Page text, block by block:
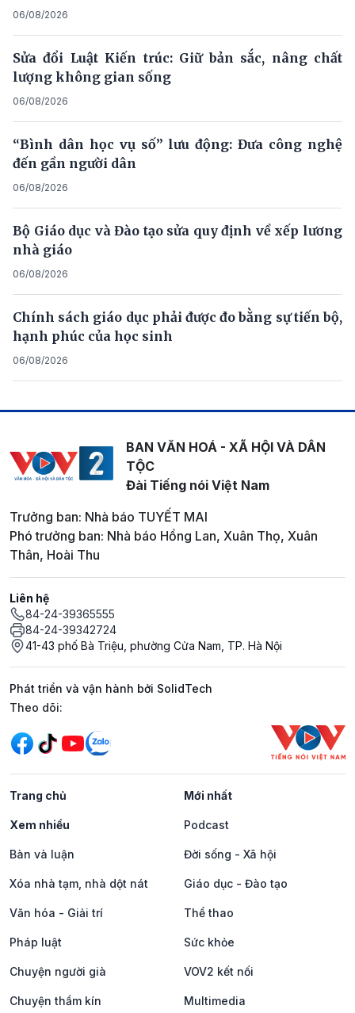
06/08/2026
Sửa đổi Luật Kiến trúc: Giữ bản sắc, nâng chất
lượng không gian sống
06/08/2026
“Bình dân học vụ số” lưu động: Đưa công nghệ
đến gần người dân
06/08/2026
Bộ Giáo dục và Đào tạo sửa quy định về xếp lương
nhà giáo
06/08/2026
Chính sách giáo dục phải được đo bằng sự tiến bộ,
hạnh phúc của học sinh
06/08/2026
BAN VĂN HOÁ - XÃ HỘI VÀ DÂN
TỘC
Đài Tiếng nói Việt Nam
Trưởng ban: Nhà báo TUYẾT MAI
Phó trưởng ban: Nhà báo Hồng Lan, Xuân Thọ, Xuân
Thân, Hoài Thu
Liên hệ
84-24-39365555
84-24-39342724
41-43 phố Bà Triệu, phường Cửa Nam, TP. Hà Nội
Phát triển và vận hành bởi SolidTech
Mạng xã hội
Theo dõi:
Trang chủ Mới nhất
Xem nhiều Podcast
Bàn và luận Đời sống - Xã hội
Xóa nhà tạm, nhà dột nát Giáo dục - Đào tạo
Văn hóa - Giải trí Thể thao
Pháp luật Sức khỏe
Chuyện người già VOV2 kết nối
Chuyện thầm kín Multimedia